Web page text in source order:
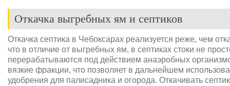
Откачка выгребных ям и септиков
Откачка септика в Чебоксарах реализуется реже, чем
что в отличие от выгребных ям, в септиках стоки не
перерабатываются под действием анаэробных
вязкие фракции, что позволяет в дальнейшем
удобрения для палисадника и огорода. Откачивать